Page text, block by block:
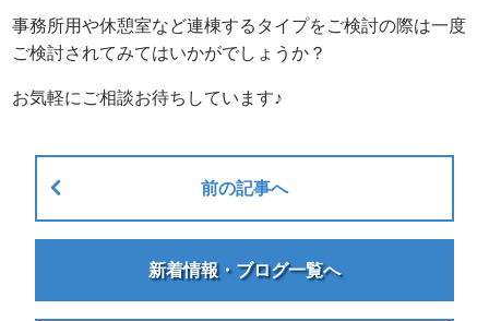
事務所用や休憩室など連棟するタイプをご検討の際は一度
ご検討されてみてはいかがでしょうか？
お気軽にご相談お待ちしています♪
前の記事へ
新着情報・ブログ一覧へ